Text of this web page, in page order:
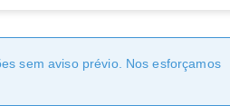
sem aviso prévio. Nos esforçamos